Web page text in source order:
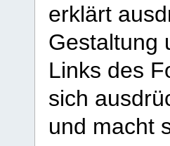
erklärt
Gestaltung
Links des
sich
und macht